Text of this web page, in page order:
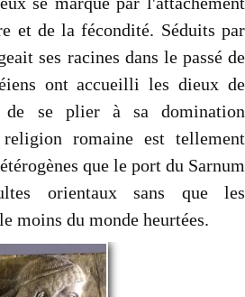
et de la fécondité. Séduits par
ses racines dans le passé de
ont accueilli les dieux de
de se plier à sa domination
romaine est tellement
que le port du Sarnum
orientaux sans que les
moins du monde heurtées.